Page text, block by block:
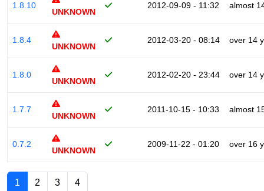
1.8.10
UNKNOWN
2012-09-09 - 11:32 almost
1.8.4
UNKNOWN
2012-03-20 - 08:14 over 14
1.8.0
UNKNOWN
2012-02-20 - 23:44 over 14
1.7.7
UNKNOWN
2011-10-15 - 10:33 almost
0.7.2
UNKNOWN
2009-11-22 - 01:20 over 16
1 2 3 4